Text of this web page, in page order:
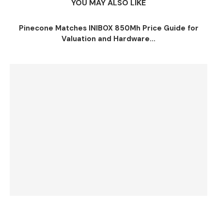
YOU MAY ALSO LIKE
Pinecone Matches INIBOX 850Mh Price Guide for
Valuation and Hardware...